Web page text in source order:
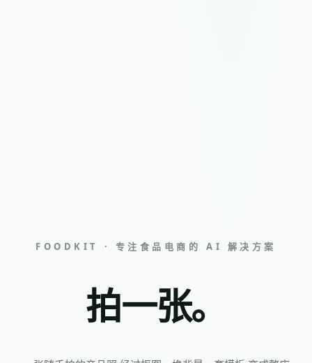
FOODKIT · 专注食品电商的 AI 解决方案
拍一张。
改一批。